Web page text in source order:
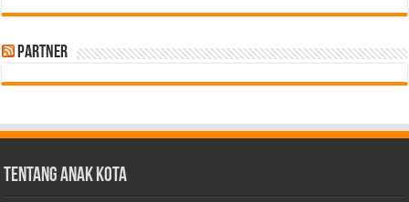
Partner
Tentang Anak Kota